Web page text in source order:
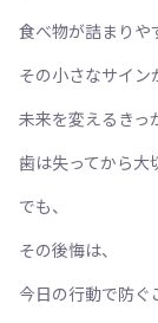
食べ物が詰まりや
その小さなサイン
未来を変えるきっ
歯は失ってから大
でも、
その後悔は、
今日の行動で防ぐ